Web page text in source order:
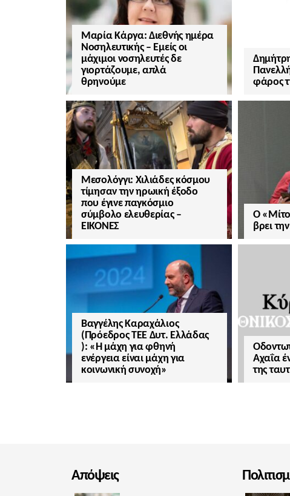
Μαρία Κάργα: Διεθνής ημέρα
Νοσηλευτικής – Εμείς οι
μάχιμοι νοσηλευτές δε
γιορτάζουμε, απλά
θρηνούμε
φάρος
Μεσολόγγι: Χιλιάδες κόσμου
τίμησαν την ηρωική έξοδο
που έγινε παγκόσμιο
σύμβολο ελευθερίας –
ΕΙΚΟΝΕΣ
Ο
βρει
Βαγγέλης Καραχάλιος
(Πρόεδρος ΤΕΕ Δυτ. Ελλάδας
): «Η μάχη για φθηνή
ενέργεια είναι μάχη για
κοινωνική συνοχή»
Αχαΐα
της
Απόψεις